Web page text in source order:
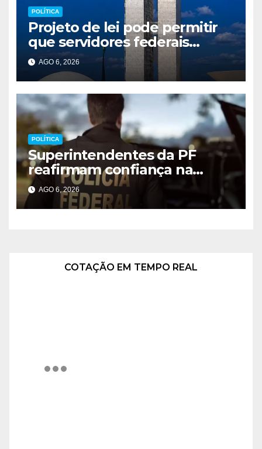
POLÍTICA
Projeto de lei pode permitir
que servidores federais
atuem como MEI
AGO 6, 2026
POLÍTICA
Superintendentes da PF
reafirmam confiança na
direção geral
AGO 6, 2026
COTAÇÃO EM TEMPO REAL